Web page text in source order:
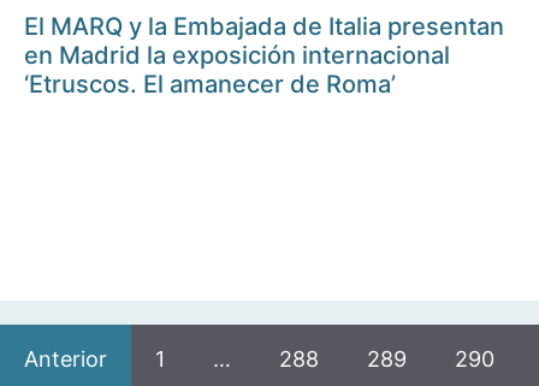
El MARQ y la Embajada de Italia presentan
en Madrid la exposición internacional
‘Etruscos. El amanecer de Roma’
Anterior 1 … 288 289 290